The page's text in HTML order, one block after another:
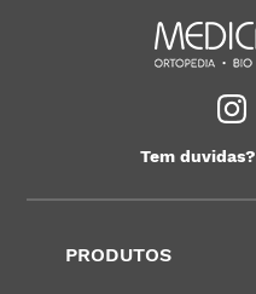
Tem duvidas?
PRODUTOS